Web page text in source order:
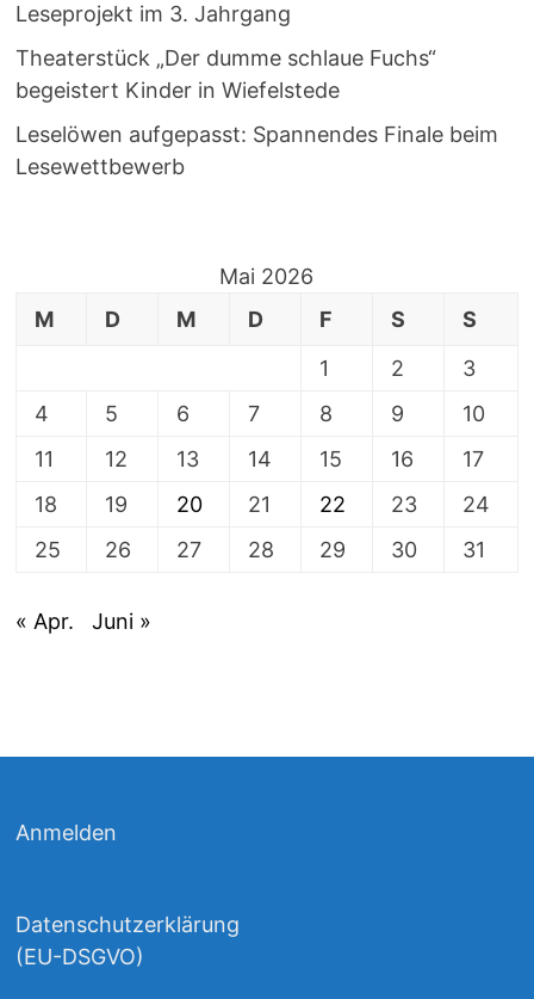
Leseprojekt im 3. Jahrgang
Theaterstück „Der dumme schlaue Fuchs“
begeistert Kinder in Wiefelstede
Leselöwen aufgepasst: Spannendes Finale beim
Lesewettbewerb
Mai 2026
M
D M D F S
S
1
2
3
4
5 6 7 8 9
10
11
12 13 14 15 16
17
18
19 20 21 22 23
24
25
26 27 28 29 30 31
« Apr. Juni »
Anmelden
Datenschutzerklärung
(EU-DSGVO)